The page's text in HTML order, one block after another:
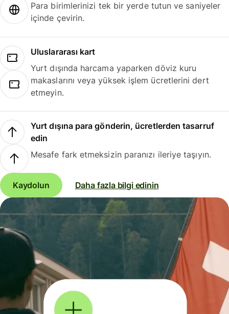
Para birimlerinizi tek bir yerde tutun ve saniyeler
içinde çevirin.
Uluslararası kart
Yurt dışında harcama yaparken döviz kuru
makaslarını veya yüksek işlem ücretlerini dert
etmeyin.
Yurt dışına para gönderin, ücretlerden tasarruf
edin
Mesafe fark etmeksizin paranızı ileriye taşıyın.
Kaydolun Daha fazla bilgi edinin